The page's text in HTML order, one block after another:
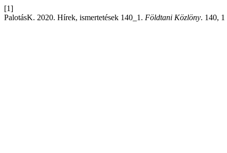
[1]
PalotásK. 2020. Hírek, ismertetések 140_1. Földtani Közlöny. 140,